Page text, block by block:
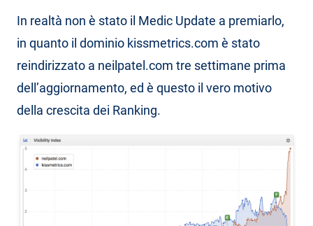
In realtà non è stato il Medic Update a premiarlo,
in quanto il dominio kissmetrics.com è stato
reindirizzato a neilpatel.com tre settimane prima
dell’aggiornamento, ed è questo il vero motivo
della crescita dei Ranking.